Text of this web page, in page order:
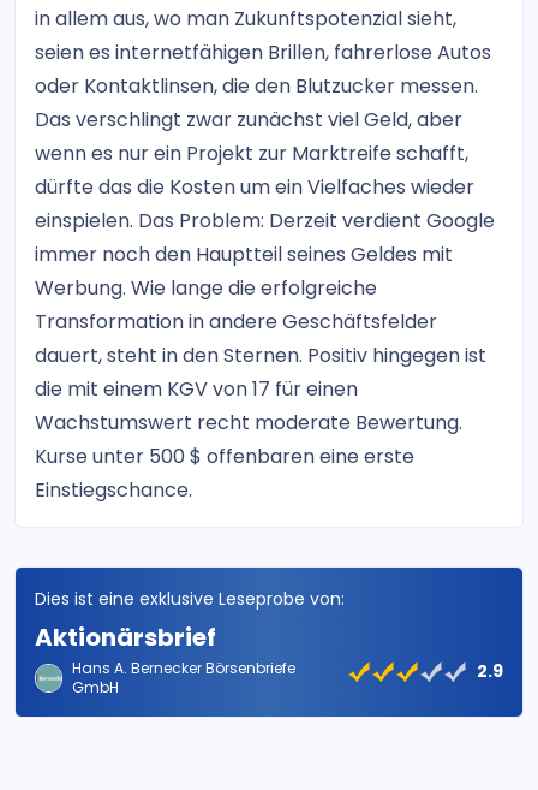
in allem aus, wo man Zukunftspotenzial sieht,
seien es internetfähigen Brillen, fahrerlose Autos
oder Kontaktlinsen, die den Blutzucker messen.
Das verschlingt zwar zunächst viel Geld, aber
wenn es nur ein Projekt zur Marktreife schafft,
dürfte das die Kosten um ein Vielfaches wieder
einspielen. Das Problem: Derzeit verdient Google
immer noch den Hauptteil seines Geldes mit
Werbung. Wie lange die erfolgreiche
Transformation in andere Geschäftsfelder
dauert, steht in den Sternen. Positiv hingegen ist
die mit einem KGV von 17 für einen
Wachstumswert recht moderate Bewertung.
Kurse unter 500 $ offenbaren eine erste
Einstiegschance.
Dies ist eine exklusive Leseprobe von:
Aktionärsbrief
Hans A. Bernecker Börsenbriefe
GmbH
2.9